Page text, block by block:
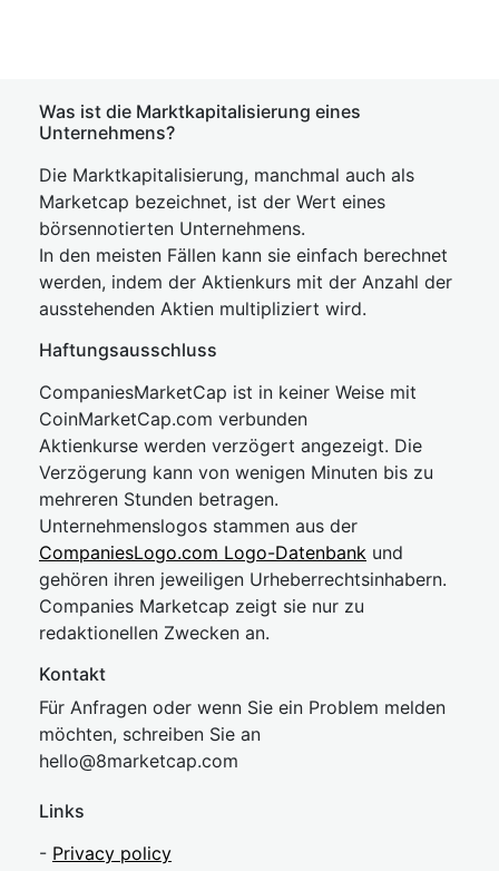
Was ist die Marktkapitalisierung eines
Unternehmens?
Die Marktkapitalisierung, manchmal auch als
Marketcap bezeichnet, ist der Wert eines
börsennotierten Unternehmens.
In den meisten Fällen kann sie einfach berechnet
werden, indem der Aktienkurs mit der Anzahl der
ausstehenden Aktien multipliziert wird.
Haftungsausschluss
CompaniesMarketCap ist in keiner Weise mit
CoinMarketCap.com verbunden
Aktienkurse werden verzögert angezeigt. Die
Verzögerung kann von wenigen Minuten bis zu
mehreren Stunden betragen.
Unternehmenslogos stammen aus der
CompaniesLogo.com Logo-Datenbank und
gehören ihren jeweiligen Urheberrechtsinhabern.
Companies Marketcap zeigt sie nur zu
redaktionellen Zwecken an.
Kontakt
Für Anfragen oder wenn Sie ein Problem melden
möchten, schreiben Sie an
hello@8marketcap.com
Links
- Privacy policy